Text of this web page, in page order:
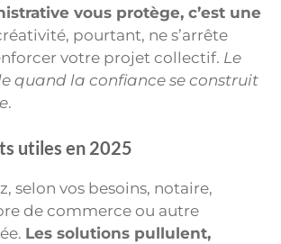
vous protège, c’est une
pourtant, ne s’arrête
votre projet collectif. Le
quand la confiance se construit
.
utiles en 2025
selon vos besoins, notaire,
de commerce ou autre
Les solutions pullulent,